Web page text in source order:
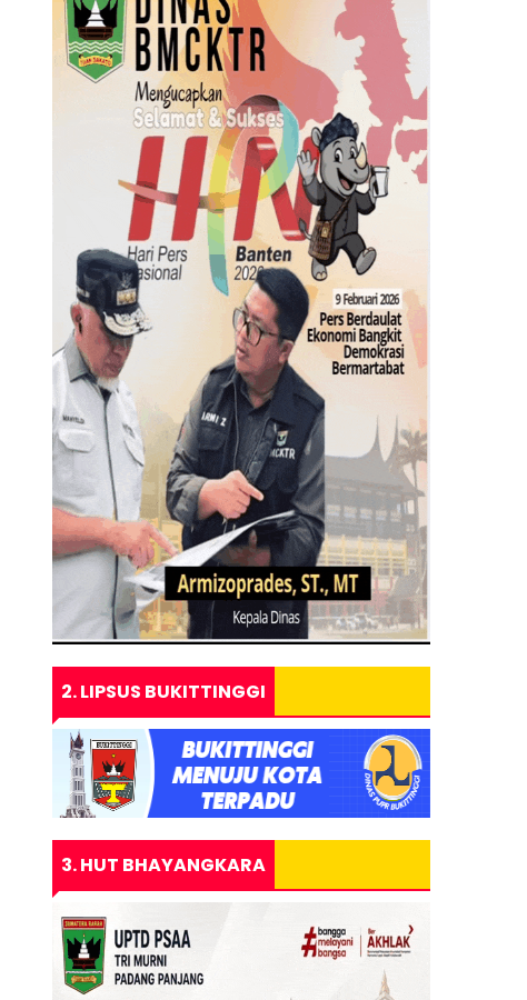
2. LIPSUS BUKITTINGGI
3. HUT BHAYANGKARA